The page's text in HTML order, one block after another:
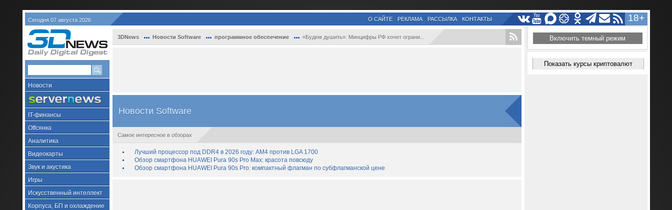
Сегодня 07 августа 2026 18+
О САЙТЕ РЕКЛАМА РАССЫЛКА КОНТАКТЫ
Новости
IT-финансы
Offсянка
Аналитика
Видеокарты
Звук и акустика
Игры
Искусственный интеллект
Корпуса, БП и охлаждение
3DNews Новости Software программное обеспечение «Будем душить»: Минцифры РФ хочет ограни...
Новости Software
Самое интересное в обзорах
Лучший процессор под DDR4 в 2026 году: AM4 против LGA 1700
Обзор смартфона HUAWEI Pura 90s Pro Max: красота повсюду
Обзор смартфона HUAWEI Pura 90s Pro: компактный флагман по субфлагманской цене
Включить темный режим
Показать курсы криптовалют